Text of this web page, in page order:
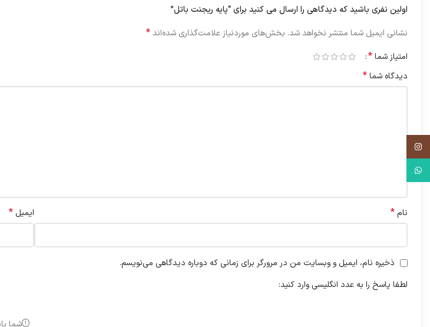
اولین نفری باشید که دیدگاهی را ارسال می کنید برای “پایه ریجنت باتل”
نشانی ایمیل شما منتشر نخواهد شد. بخش‌های موردنیاز علامت‌گذاری شده‌اند*
امتیاز شما*
دیدگاه شما*
نام* ایمیل *
ذخیره نام، ایمیل و وبسایت من در مرورگر برای زمانی که دوباره دیدگاهی می‌نویسم.
لطفا پاسخ را به عدد انگلیسی وارد کنید:
شما